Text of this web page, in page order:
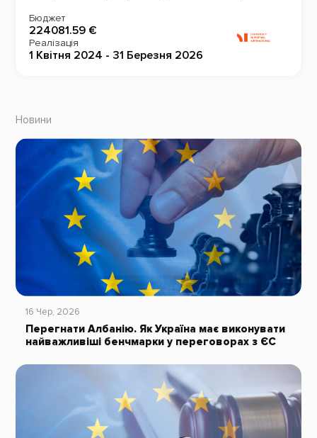
Бюджет
224081.59 €
Реалізація
1 Квітня 2024 - 31 Березня 2026
Новини
16 Чер, 2026
Перегнати Албанію. Як Україна має виконувати
найважливіші бенчмарки у переговорах з ЄС